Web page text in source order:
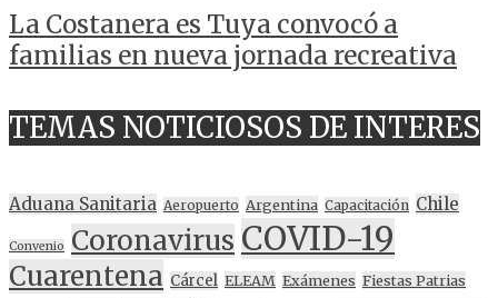
La Costanera es Tuya convocó a
familias en nueva jornada recreativa
TEMAS NOTICIOSOS DE INTERES
Aduana Sanitaria Aeropuerto Argentina Capacitación Chile
Convenio Coronavirus COVID-19
Cuarentena Cárcel ELEAM Exámenes Fiestas Patrias